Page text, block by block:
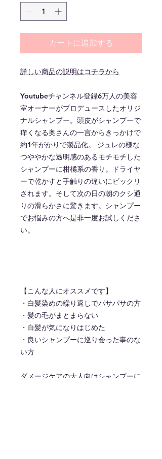
カートに追加する
詳しい商品の説明はコチラから
Youtubeチャンネル登録6万人の美容
室オーナーがプロデュースしたオリジ
ナルシャンプー。頭皮がシャンプーで
痒くなる奥さんの一言からきっかけで
約1年がかりで製品化。 ジュレの様な
つややかな透明感のあるモチモチした
シャンプーに柑橘系の香り。ドライヤ
ーで乾かすと手触りの違いにビックリ
されます。そして次の日の朝のクシ通
りの滑らかさに驚きます。シャンプー
でお悩みの方へ是非一度お試しくださ
い。
【こんな人にオススメです】
・白髪染めの繰り返しでパサパサの方
・髪の毛がまとまらない
・白髪が気になりはじめた
・良いシャンプーに巡り会った事のな
い方
ダメージケアの大人向けシャンプーに